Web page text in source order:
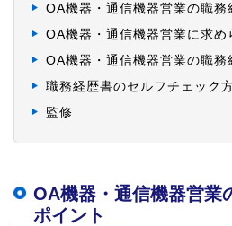
OA機器・通信機器営業の職務
OA機器・通信機器営業に求め
OA機器・通信機器営業の職務
職務経歴書のセルフチェック
監修
OA機器・通信機器営業
ポイント